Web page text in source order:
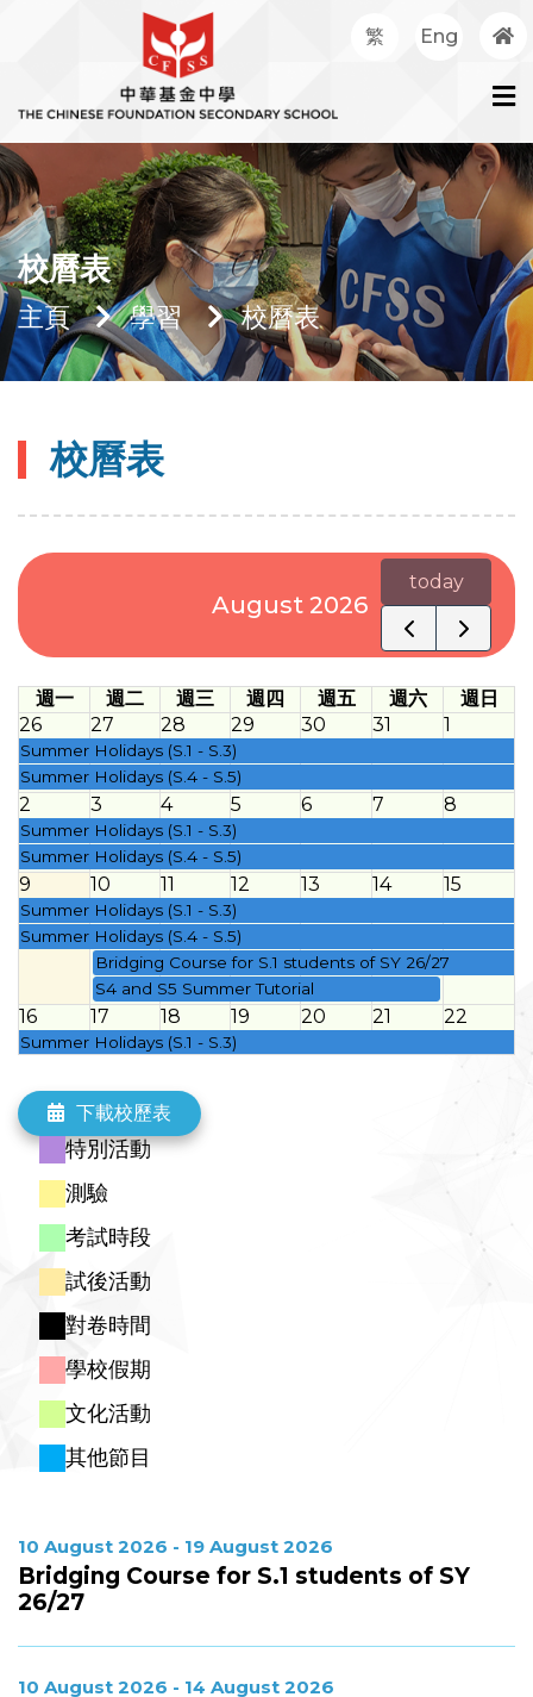
繁 Eng
校曆表
主頁 學習 校曆表
校曆表
August 2026
today
週一 週二 週三 週四 週五 週六
週日
26
27 28 29 30 31 1
Summer Holidays (S.1 - S.3)
Summer Holidays (S.4 - S.5)
2 3 4 5 6 7 8
Summer Holidays (S.1 - S.3)
Summer Holidays (S.4 - S.5)
9 10 11 12 13 14 15
Summer Holidays (S.1 - S.3)
Summer Holidays (S.4 - S.5)
Bridging Course for S.1 students of SY 26/27
S4 and S5 Summer Tutorial
16 17 18 19 20 21 22
Summer Holidays (S.1 - S.3)
Bridging Course for S.1 students of SY 26/27
23 24 25
Summer Holidays (S.1 - S.3)
S.5 Mass Test (Elective subjects)
30 31
Summer Holidays (S.1 - S.3)
Summer Holidays (S.4 - S.5)
下載校歷表
特別活動
測驗
考試時段
試後活動
對卷時間
學校假期
文化活動
其他節目
10 August 2026 - 19 August 2026
Bridging Course for S.1 students of SY
26/27
10 August 2026 - 14 August 2026